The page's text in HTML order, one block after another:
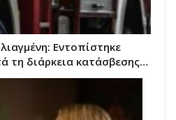
Εντοπίστηκε
τη διάρκεια κατάσβεσης…